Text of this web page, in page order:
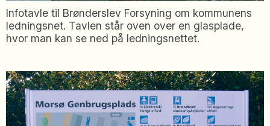
Infotavle til Brønderslev Forsyning om kommunens
ledningsnet. Tavlen står oven over en glasplade,
hvor man kan se ned på ledningsnettet.